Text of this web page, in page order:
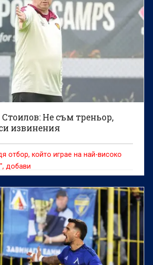
Не съм треньор,
извинения
отбор, който играе на най-високо
добави